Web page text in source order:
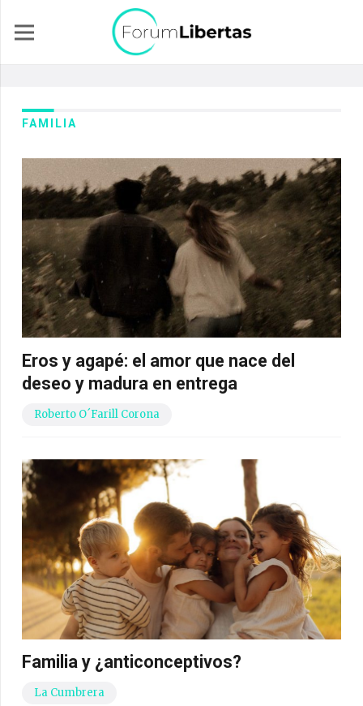
FAMILIA
Eros y agapé: el amor que nace del
deseo y madura en entrega
Roberto O´Farill Corona
Familia y ¿anticonceptivos?
La Cumbrera